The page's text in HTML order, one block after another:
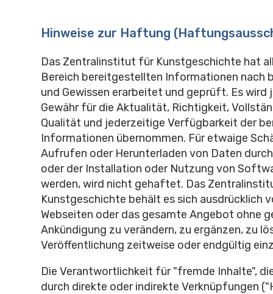
Hinweise zur Haftung
Das Zentralinstitut für Kunstgeschichte hat
Bereich bereitgestellten Informationen nach
und Gewissen erarbeitet und geprüft. Es wird
Gewähr für die Aktualität, Richtigkeit,
Qualität und jederzeitige Verfügbarkeit der
Informationen übernommen. Für etwaige
Aufrufen oder Herunterladen von Daten
oder der Installation oder Nutzung von
werden, wird nicht gehaftet. Das
Kunstgeschichte behält es sich ausdrücklich
Webseiten oder das gesamte Angebot ohne
Ankündigung zu verändern, zu ergänzen, zu
Veröffentlichung zeitweise oder endgültig
Die Verantwortlichkeit für "fremde Inhalte",
durch direkte oder indirekte Verknüpfungen